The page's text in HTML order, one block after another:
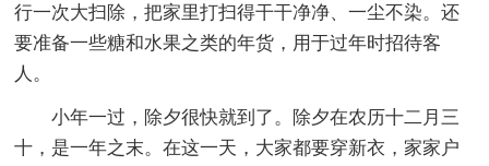
行一次大扫除，把家里打扫得干干净净、一尘不染。还
要准备一些糖和水果之类的年货，用于过年时招待客
人。
小年一过，除夕很快就到了。除夕在农历十二月三
十，是一年之末。在这一天，大家都要穿新衣，家家户